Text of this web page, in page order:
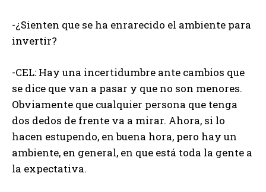
-¿Sienten que se ha enrarecido el ambiente para
invertir?
-CEL: Hay una incertidumbre ante cambios que
se dice que van a pasar y que no son menores.
Obviamente que cualquier persona que tenga
dos dedos de frente va a mirar. Ahora, si lo
hacen estupendo, en buena hora, pero hay un
ambiente, en general, en que está toda la gente a
la expectativa.